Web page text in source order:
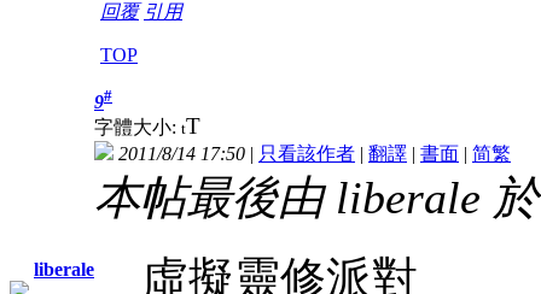
回覆 引用
TOP
liberale
9#
字體大小: tT
2011/8/14 17:50 | 只看該作者 | 翻譯 | 書面 | 简繁
本帖最後由 liberale
虛擬靈修派對